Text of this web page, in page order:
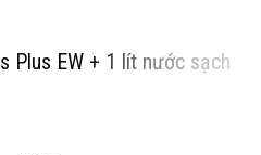
Plus EW + 1 lít nước sạch